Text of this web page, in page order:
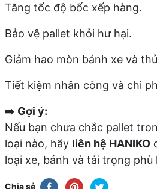
Tăng tốc độ bốc xếp hàng.
Bảo vệ pallet khỏi hư hại.
Giảm hao mòn bánh xe và
Tiết kiệm nhân công và chi
➡️ Gợi ý:
Nếu bạn chưa chắc pallet
loại nào, hãy liên hệ HANIKO
loại xe, bánh và tải trọng phù
Chia sẻ